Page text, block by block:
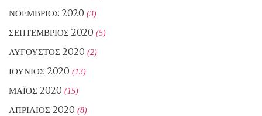
ΝΟΈΜΒΡΙΟΣ 2020 (3)
ΣΕΠΤΈΜΒΡΙΟΣ 2020 (5)
ΑΎΓΟΥΣΤΟΣ 2020 (2)
ΙΟΎΝΙΟΣ 2020 (13)
ΜΆΙΟΣ 2020 (15)
ΑΠΡΊΛΙΟΣ 2020 (8)